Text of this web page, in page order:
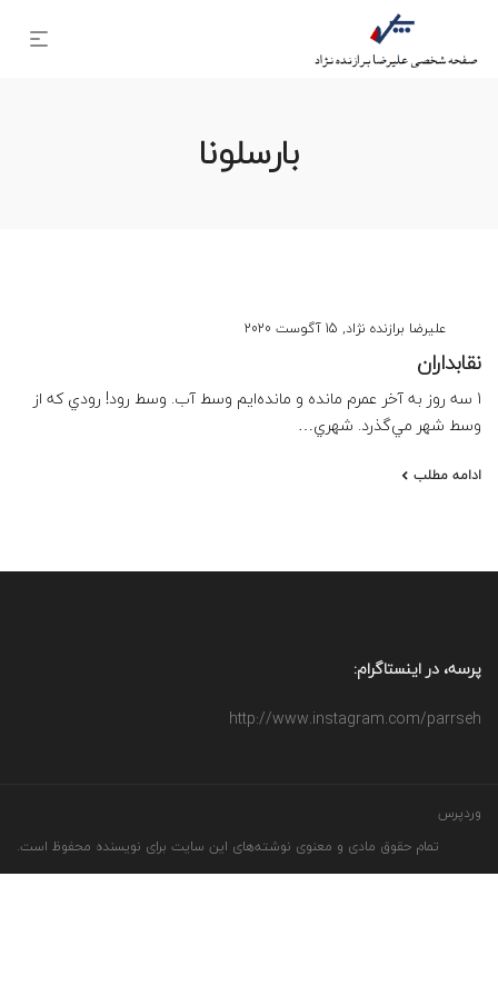
بارسلونا
توسطعلیرضا برازنده نژاد نوشته
15 آگوست 2020
نقابداران
1 سه روز به آخر عمرم مانده و مانده‌ايم وسط آب. وسط رود! رودي كه از
وسط شهر مي‌گذرد. شهري…
ادامه مطلب
پرسه، در اینستاگرام:
http://www.instagram.com/parrseh
وردپرس
تمام حقوق مادی و معنوی نوشته‌های این سایت برای نویسنده محفوظ است.